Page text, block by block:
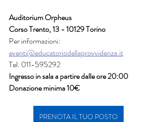
Auditorium Orpheus
Corso Trento, 13 - 10129 Torino
Per informazioni:
eventi@educatoriodellaprovvidenza.it
Tel. 011-595292
Ingresso in sala a partire dalle ore 20:00
Donazione minima 10€
PRENOTA IL TUO POSTO